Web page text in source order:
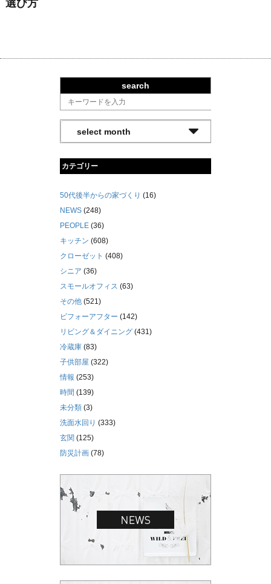
選び方
search
カテゴリー
50代後半からの家づくり (16)
NEWS (248)
PEOPLE (36)
キッチン (608)
クローゼット (408)
シニア (36)
スモールオフィス (63)
その他 (521)
ビフォーアフター (142)
リビング＆ダイニング (431)
冷蔵庫 (83)
子供部屋 (322)
情報 (253)
時間 (139)
未分類 (3)
洗面水回り (333)
玄関 (125)
防災計画 (78)